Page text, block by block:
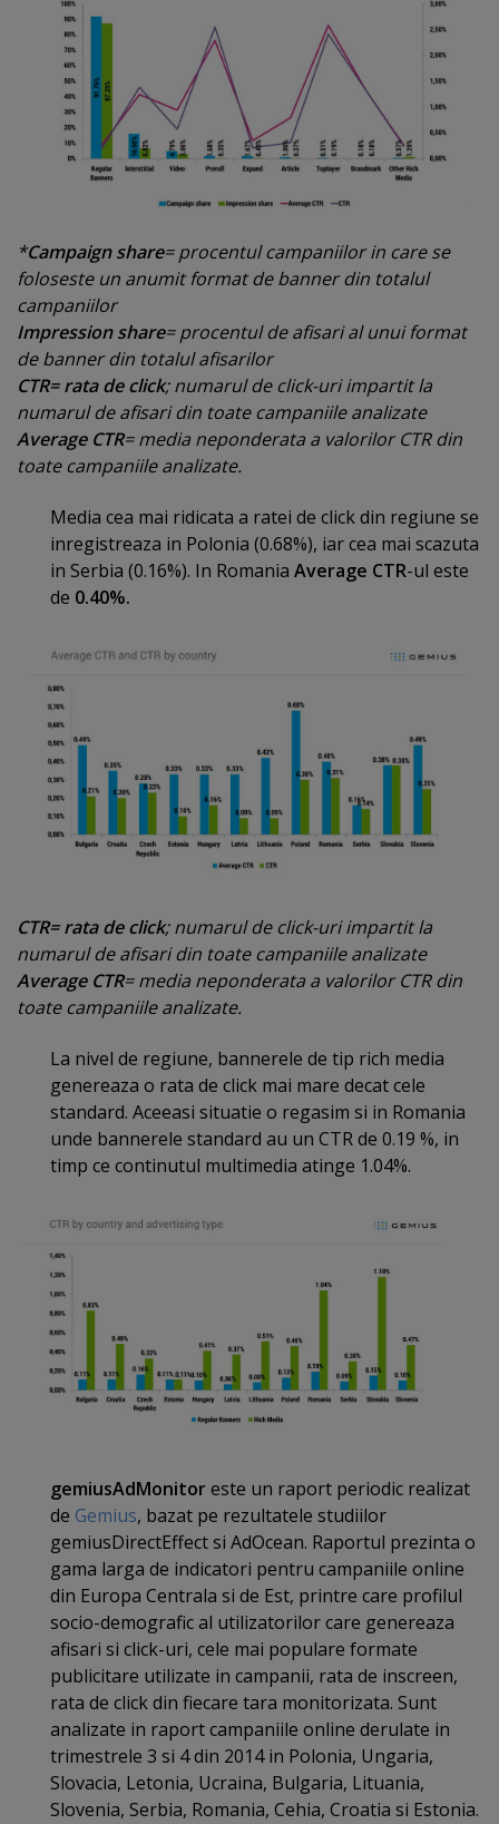
*Campaign share= procentul campaniilor in care se
foloseste un anumit format de banner din totalul
campaniilor
Impression share= procentul de afisari al unui format
de banner din totalul afisarilor
CTR= rata de click; numarul de click-uri impartit la
numarul de afisari din toate campaniile analizate
Average CTR= media neponderata a valorilor CTR din
toate campaniile analizate.
Media cea mai ridicata a ratei de click din regiune se
inregistreaza in Polonia (0.68%), iar cea mai scazuta
in Serbia (0.16%). In Romania Average CTR-ul este
de 0.40%.
CTR= rata de click; numarul de click-uri impartit la
numarul de afisari din toate campaniile analizate
Average CTR= media neponderata a valorilor CTR din
toate campaniile analizate.
La nivel de regiune, bannerele de tip rich media
genereaza o rata de click mai mare decat cele
standard. Aceeasi situatie o regasim si in Romania
unde bannerele standard au un CTR de 0.19 %, in
timp ce continutul multimedia atinge 1.04%.
gemiusAdMonitoreste un raport periodic realizat
de Gemius, bazat pe rezultatele studiilor
gemiusDirectEffect si AdOcean. Raportul prezinta o
gama larga de indicatori pentru campaniile online
din Europa Centrala si de Est, printre care profilul
socio-demografic al utilizatorilor care genereaza
afisari si click-uri, cele mai populare formate
publicitare utilizate in campanii, rata de inscreen,
rata de click din fiecare tara monitorizata. Sunt
analizate in raport campaniile online derulate in
trimestrele 3 si 4 din 2014 in Polonia, Ungaria,
Slovacia, Letonia, Ucraina, Bulgaria, Lituania,
Slovenia, Serbia, Romania, Cehia, Croatia si Estonia.